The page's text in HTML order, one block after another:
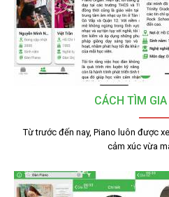
CÁCH TÌM
Từ trước đến nay, Piano luôn được
cảm xúc vừa